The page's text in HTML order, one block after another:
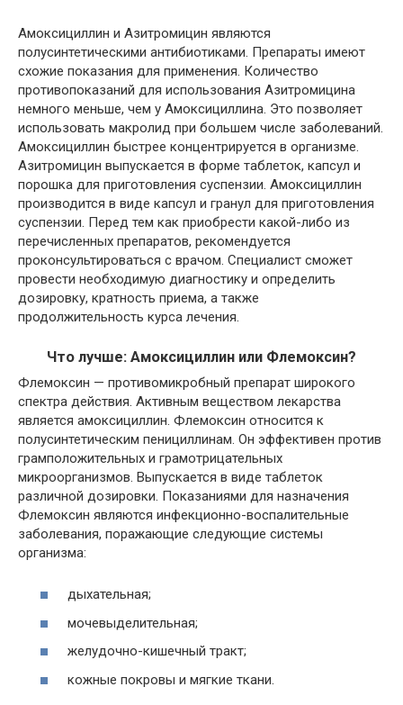
Амоксициллин и Азитромицин являются
полусинтетическими антибиотиками. Препараты имеют
схожие показания для применения. Количество
противопоказаний для использования Азитромицина
немного меньше, чем у Амоксициллина. Это позволяет
использовать макролид при большем числе заболеваний.
Амоксициллин быстрее концентрируется в организме.
Азитромицин выпускается в форме таблеток, капсул и
порошка для приготовления суспензии. Амоксициллин
производится в виде капсул и гранул для приготовления
суспензии. Перед тем как приобрести какой-либо из
перечисленных препаратов, рекомендуется
проконсультироваться с врачом. Специалист сможет
провести необходимую диагностику и определить
дозировку, кратность приема, а также
продолжительность курса лечения.
Что лучше: Амоксициллин или Флемоксин?
Флемоксин — противомикробный препарат широкого
спектра действия. Активным веществом лекарства
является амоксициллин. Флемоксин относится к
полусинтетическим пенициллинам. Он эффективен против
грамположительных и грамотрицательных
микроорганизмов. Выпускается в виде таблеток
различной дозировки. Показаниями для назначения
Флемоксин являются инфекционно-воспалительные
заболевания, поражающие следующие системы
организма:
дыхательная;
мочевыделительная;
желудочно-кишечный тракт;
кожные покровы и мягкие ткани.